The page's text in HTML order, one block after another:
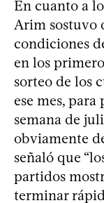
En cuanto a
Arim sostuvo
condiciones
en los
sorteo de los
ese mes,
semana de
obviamente
señaló que
partidos
terminar